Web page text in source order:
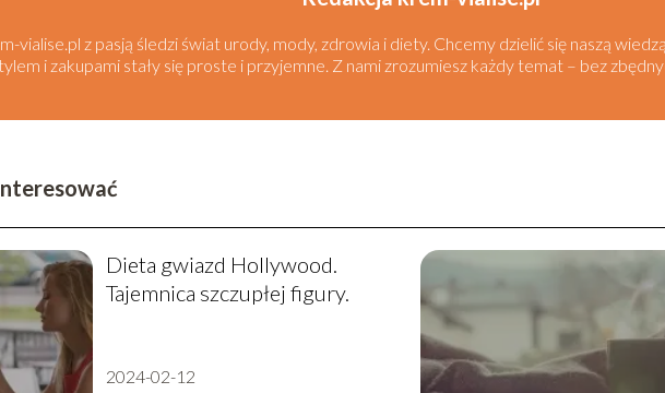
vialise.pl z pasją śledzi świat urody, mody, zdrowia i diety. Chcemy dzielić się naszą
i zakupami stały się proste i przyjemne. Z nami zrozumiesz każdy temat – bez
Dieta gwiazd Hollywood.
Tajemnica szczupłej figury.
2024-02-12